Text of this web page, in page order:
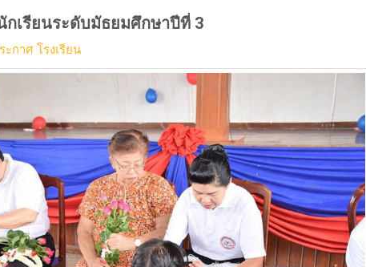
เรียนระดับมัธยมศึกษาปีที่ 3
ะกาศ โรงเรียน